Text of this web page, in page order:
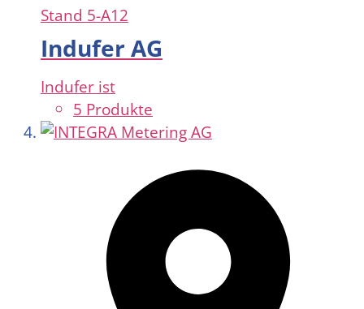
Stand 5-A12
Indufer AG
Indufer ist
5 Produkte